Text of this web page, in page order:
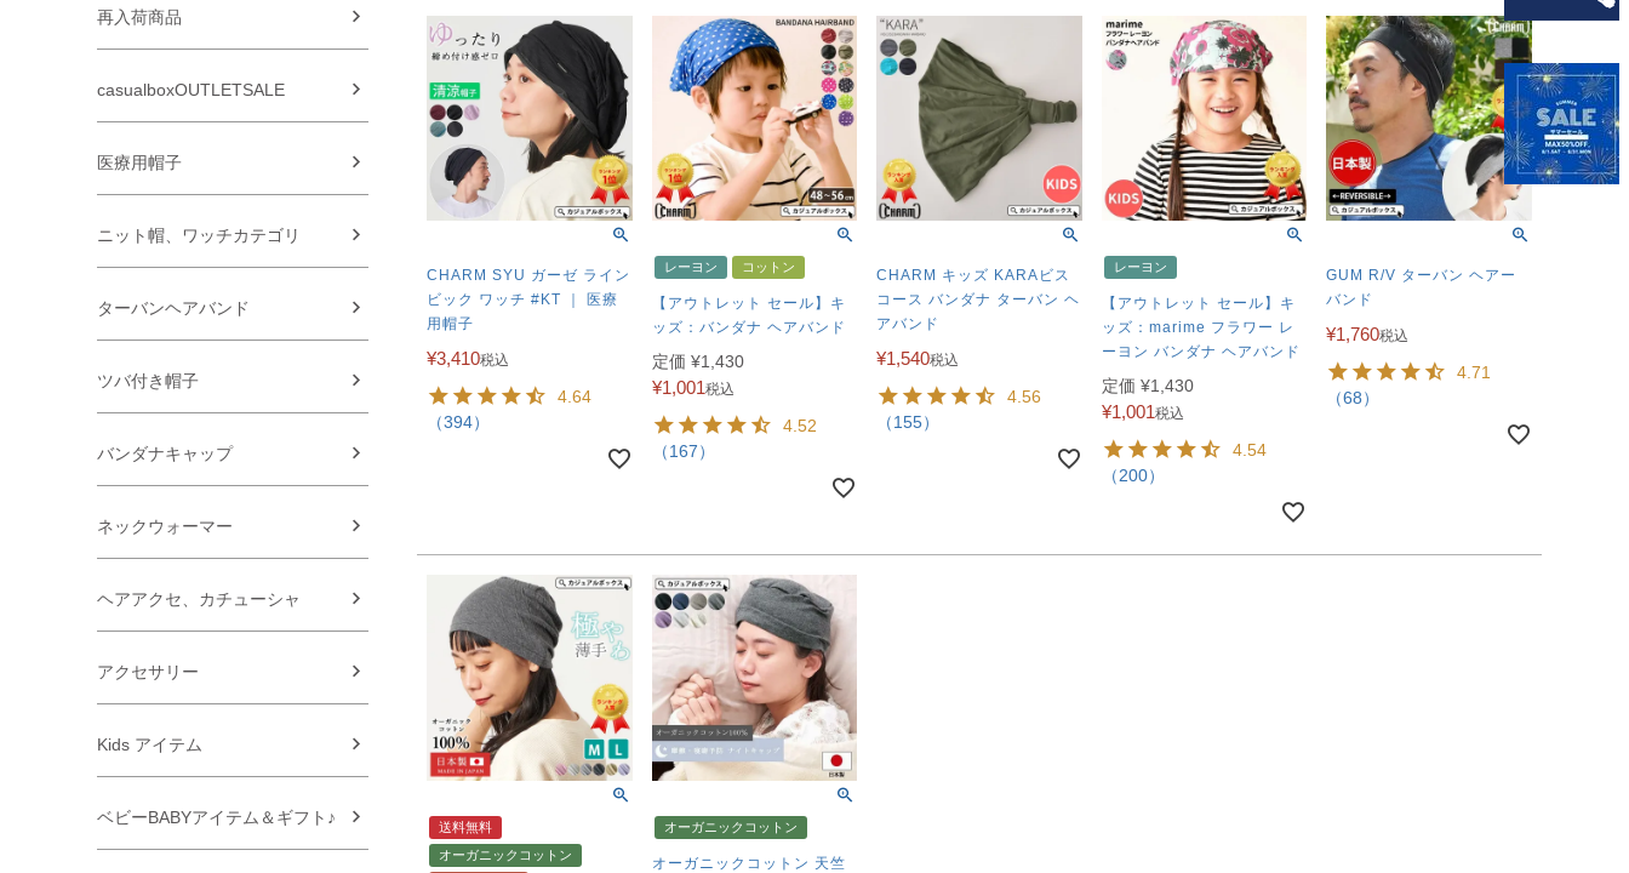
再入荷商品
casualboxOUTLETSALE
医療用帽子
ニット帽、ワッチカテゴリ
ターバンヘアバンド
ツバ付き帽子
バンダナキャップ
ネックウォーマー
ヘアアクセ、カチューシャ
アクセサリー
Kids アイテム
ベビーBABYアイテム＆ギフト♪
CHARM SYU ガーゼ ライン
ビック ワッチ #KT ｜ 医療
用帽子
¥3,410税込
4.64
（394）
レーヨン コットン
【アウトレット セール】キ
ッズ：バンダナ ヘアバンド
定価 ¥1,430
¥1,001税込
4.52
（167）
CHARM キッズ KARAビス
コース バンダナ ターバン ヘ
アバンド
¥1,540税込
4.56
（155）
レーヨン
【アウトレット セール】キ
ッズ：marime フラワー レ
ーヨン バンダナ ヘアバンド
定価 ¥1,430
¥1,001税込
4.54
（200）
GUM R/V ターバン ヘアー
バンド
¥1,760税込
4.71
（68）
送料無料
オーガニックコットン
オーガニックコットン
オーガニックコットン 天竺